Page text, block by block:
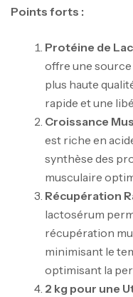
Points forts :
Protéine de
offre une
plus haute
rapide et une
Croissance
est riche en
synthèse des
musculaire
Récupération
lactosérum
récupération
minimisant le
optimisant la
2 kg pour une